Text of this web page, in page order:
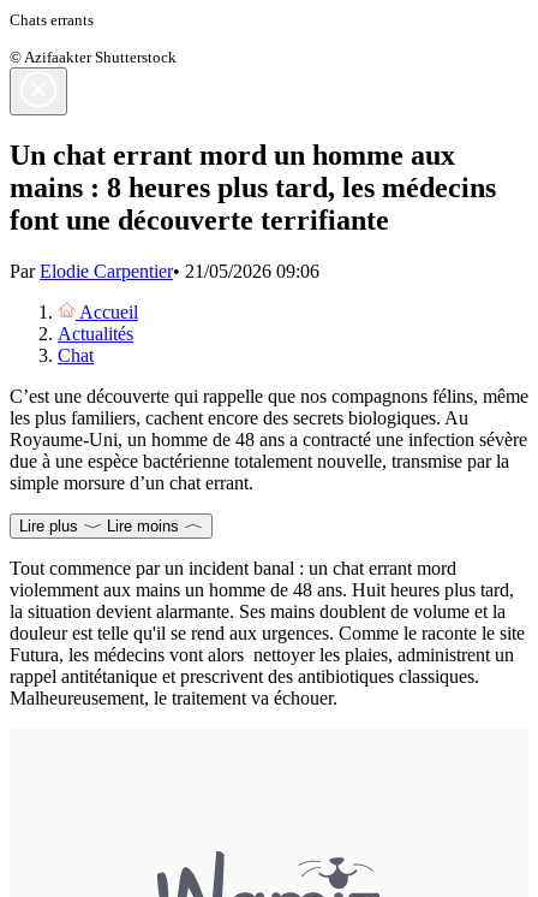
Chats errants
© Azifaakter Shutterstock
Un chat errant mord un homme aux
mains : 8 heures plus tard, les médecins
font une découverte terrifiante
ParElodie Carpentier• 21/05/2026 09:06
Accueil
Actualités
Chat
C’est une découverte qui rappelle que nos compagnons félins, même
les plus familiers, cachent encore des secrets biologiques. Au
Royaume-Uni, un homme de 48 ans a contracté une infection sévère
due à une espèce bactérienne totalement nouvelle, transmise par la
simple morsure d’un chat errant.
Lire plus Lire moins
Tout commence par un incident banal : un chat errant mord
violemment aux mains un homme de 48 ans. Huit heures plus tard,
la situation devient alarmante. Ses mains doublent de volume et la
douleur est telle qu'il se rend aux urgences. Comme le raconte le site
Futura, les médecins vont alors nettoyer les plaies, administrent un
rappel antitétanique et prescrivent des antibiotiques classiques.
Malheureusement, le traitement va échouer.